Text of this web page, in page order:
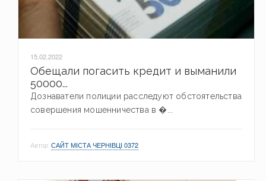
15.02.2022
Обещали погасить кредит и выманили
50000...
Дознаватели полиции расследуют обстоятельства
совершения мошенничества в �...
Автор САЙТ МІСТА ЧЕРНІВЦІ 0372